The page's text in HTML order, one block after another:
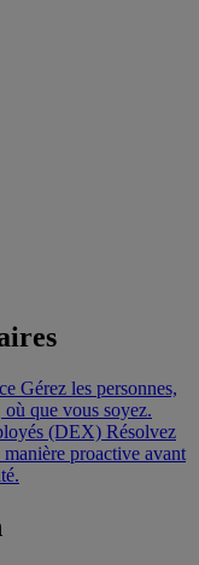
Gérez les personnes,
que vous soyez.
(DEX) Résolvez
proactive avant